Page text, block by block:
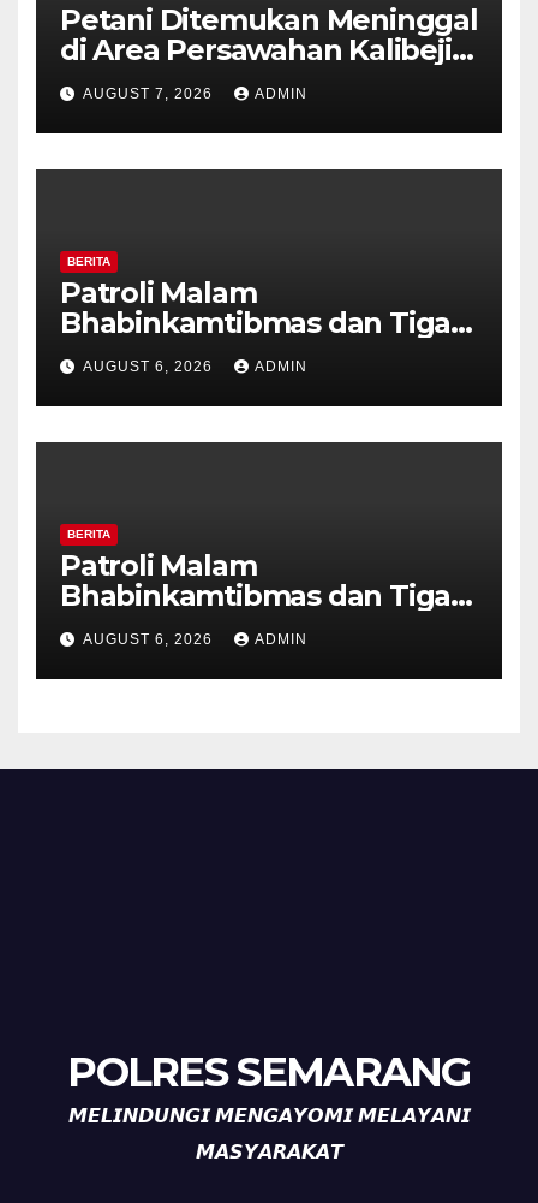
Petani Ditemukan Meninggal
di Area Persawahan Kalibeji,
Polisi Pastikan Tidak Ada
Tanda Kekerasan
AUGUST 7, 2026 ADMIN
BERITA
Patroli Malam
Bhabinkamtibmas dan Tiga
Pilar Kelurahan Ungaran
Perkuat Kamtibmas, Warga
Diajak Aktifkan Ronda
AUGUST 6, 2026 ADMIN
BERITA
Patroli Malam
Bhabinkamtibmas dan Tiga
Pilar Kelurahan Ungaran
Perkuat Kamtibmas, Warga
Diajak Aktifkan Ronda
AUGUST 6, 2026 ADMIN
POLRES SEMARANG
𝙈𝙀𝙇𝙄𝙉𝘿𝙐𝙉𝙂𝙄 𝙈𝙀𝙉𝙂𝘼𝙔𝙊𝙈𝙄 𝙈𝙀𝙇𝘼𝙔𝘼𝙉𝙄
𝙈𝘼𝙎𝙔𝘼𝙍𝘼𝙆𝘼𝙏